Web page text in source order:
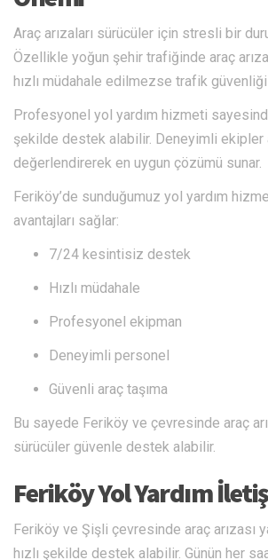
Araç arızaları sürücüler için stresli bir
Özellikle yoğun şehir trafiğinde araç
hızlı müdahale edilmezse trafik
Profesyonel yol yardım hizmeti
şekilde destek alabilir. Deneyimli ekipler
değerlendirerek en uygun çözümü sunar.
Feriköy’de sunduğumuz yol yardım
avantajları sağlar:
7/24 kesintisiz destek
Hızlı müdahale
Profesyonel ekipman
Deneyimli personel
Güvenli araç taşıma
Bu sayede Feriköy ve çevresinde araç
sürücüler güvenle destek alabilir.
Feriköy Yol Yardım
Feriköy ve Şişli çevresinde araç arızası
hızlı şekilde destek alabilir. Günün her